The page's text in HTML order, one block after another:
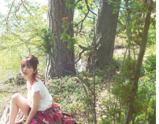
553.148,32.076
553.148,34.131
C553.148,36.186
554.814,37.852
556.869,37.852
C558.924,37.852
560.59,36.186
560.59,34.131